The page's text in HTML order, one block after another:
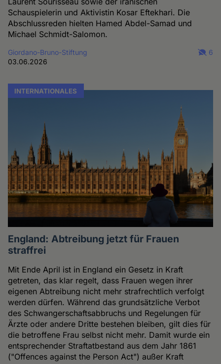
Schauspielerin und Aktivistin Kosar Eftekhari. Die
Abschlussreden hielten Hamed Abdel-Samad und
Michael Schmidt-Salomon.
Giordano-Bruno-Stiftung
03.06.2026
6
INTERNATIONALES
England: Abtreibung jetzt für Frauen
straffrei
Mit Ende April ist in England ein Gesetz in Kraft
getreten, das klar regelt, dass Frauen wegen ihrer
eigenen Abtreibung nicht mehr strafrechtlich verfolgt
werden dürfen. Während das grundsätzliche Verbot
des Schwangerschaftsabbruchs und Regelungen für
Ärzte oder andere Dritte bestehen bleiben, gilt dies für
die betroffene Frau selbst nicht mehr. Damit wurde ein
entsprechender Straftatbestand aus dem Jahr 1861
("Offences against the Person Act") außer Kraft